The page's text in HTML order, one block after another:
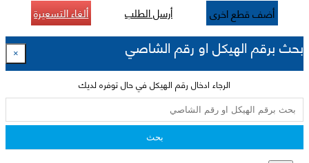
أضف قطع اخرى أرسل الطلب ألغاء التسعيرة
بحث برقم الهيكل او رقم الشاصي ×
الرجاء ادخال رقم الهيكل في حال توفره لديك
بحث